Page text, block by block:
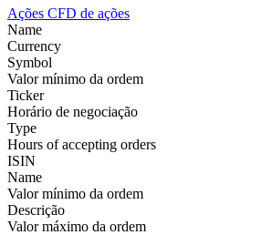
Ações CFD de ações
Name
Currency
Symbol
Valor mínimo da ordem
Ticker
Horário de negociação
Type
Hours of accepting orders
ISIN
Name
Valor mínimo da ordem
Descrição
Valor máximo da ordem